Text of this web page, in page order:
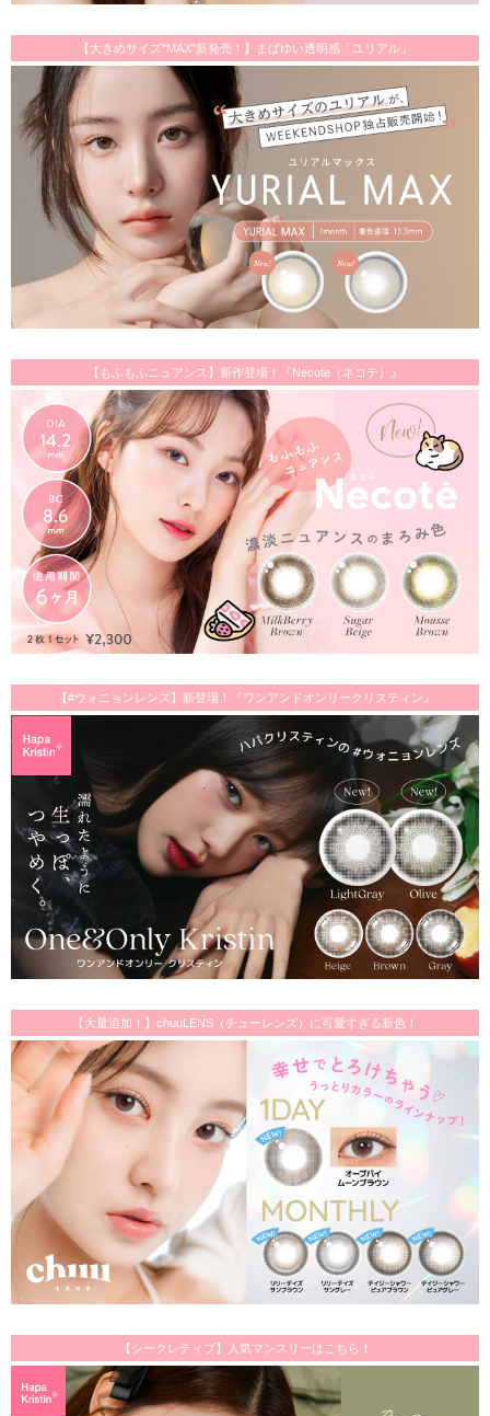
【大きめサイズ"MAX"新発売！】まばゆい透明感「ユリアル」
【もふもふニュアンス】新作登場！『Necote（ネコテ）』
【#ウォニョンレンズ】新登場！『ワンアンドオンリークリスティン』
【大量追加！】chuuLENS（チューレンズ）に可愛すぎる新色！
【シークレティブ】人気マンスリーはこちら！